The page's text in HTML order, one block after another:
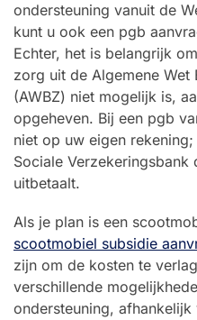
ondersteuning vanuit de
kunt u ook een pgb
Echter, het is belangrijk
zorg uit de Algemene Wet
(AWBZ) niet mogelijk is,
opgeheven. Bij een pgb
niet op uw eigen
Sociale
uitbetaalt.
Als je plan is een
scootmobiel subsidie
zijn om de kosten te
verschillende
ondersteuning,